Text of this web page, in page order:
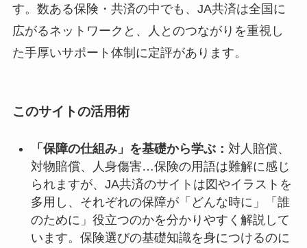
す。数ある保険・共済の中でも、JA共済は全国に
広がるネットワークと、人とのつながりを重視し
た手厚いサポート体制に定評があります。
このサイトの活用術
「保障の仕組み」を基礎から学ぶ： 対人賠償、
対物賠償、人身傷害…保険の用語は難解に感じ
られますが、JA共済のサイトは図やイラストを
多用し、それぞれの保障が「どんな時に」「誰
のために」役立つのかを分かりやすく解説して
います。保険選びの基礎知識を身につけるのに